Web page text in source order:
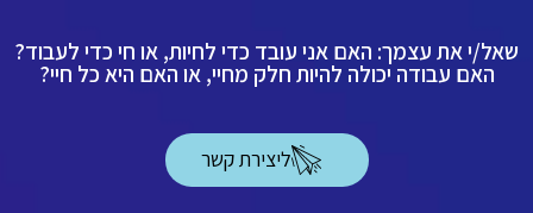
שאל/י את עצמך: האם אני עובד כדי לחיות, או חי כדי לעבוד?
האם עבודה יכולה להיות חלק מחיי, או האם היא כל חיי?
ליצירת קשר